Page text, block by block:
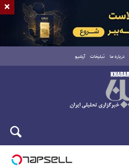
درباره ما تبلیغات آرشیو
×